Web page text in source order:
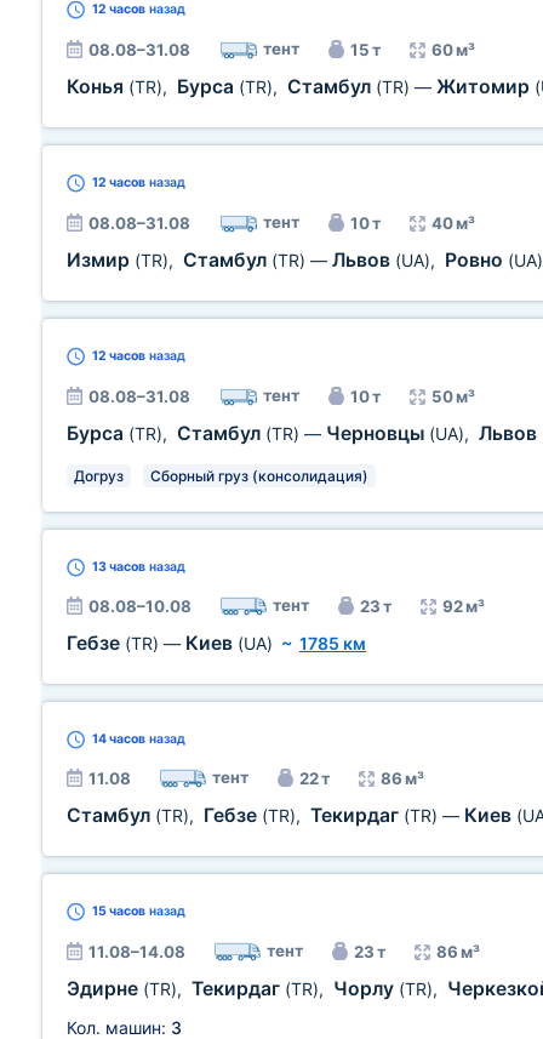
12 часов назад
08.08–31.08 тент 15 т 60 м³
Конья (TR), Бурса (TR), Стамбул (TR) — Житомир
12 часов назад
08.08–31.08 тент 10 т 40 м³
Измир (TR), Стамбул (TR) — Львов (UA), Ровно (UA)
12 часов назад
08.08–31.08 тент 10 т 50 м³
Бурса (TR), Стамбул (TR) — Черновцы (UA), Львов
Догруз Сборный груз (консолидация)
13 часов назад
08.08–10.08 тент 23 т 92 м³
Гебзе (TR) — Киев (UA) ~ 1785 км
14 часов назад
11.08 тент 22 т 86 м³
Стамбул (TR), Гебзе (TR), Текирдаг (TR) — Киев
15 часов назад
11.08–14.08 тент 23 т 86 м³
Эдирне (TR), Текирдаг (TR), Чорлу (TR),
Кол. машин: 3